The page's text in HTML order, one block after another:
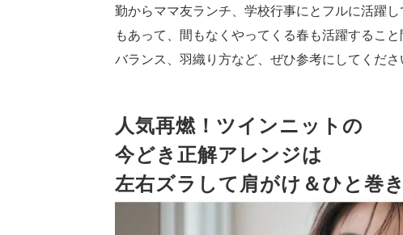
勤からママ友ランチ、学校行事にとフルに活躍
もあって、間もなくやってくる春も活躍するこ
バランス、羽織り方など、ぜひ参考にしてくださ
人気再燃！ツインニットの
今どき正解アレンジは
左右ズラして肩がけ＆ひと巻き